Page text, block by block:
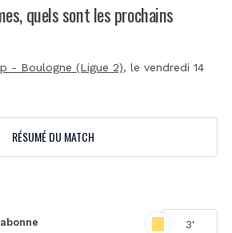
quels sont les prochains
- Boulogne (Ligue 2), le vendredi 14
RÉSUMÉ DU MATCH
3'